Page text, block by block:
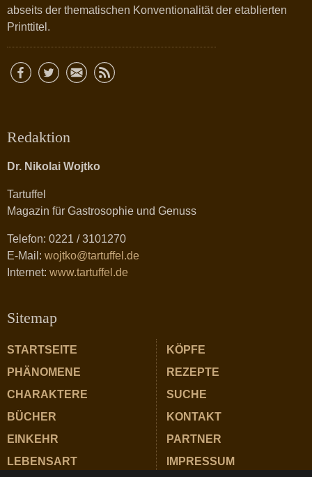
abseits der thematischen Konventionalität der etablierten
Printtitel.
Redaktion
Dr. Nikolai Wojtko
Tartuffel
Magazin für Gastrosophie und Genuss
Telefon: 0221 / 3101270
E-Mail: wojtko@tartuffel.de
Internet: www.tartuffel.de
Sitemap
STARTSEITE
PHÄNOMENE
CHARAKTERE
BÜCHER
EINKEHR
LEBENSART
KÖPFE
REZEPTE
SUCHE
KONTAKT
PARTNER
IMPRESSUM